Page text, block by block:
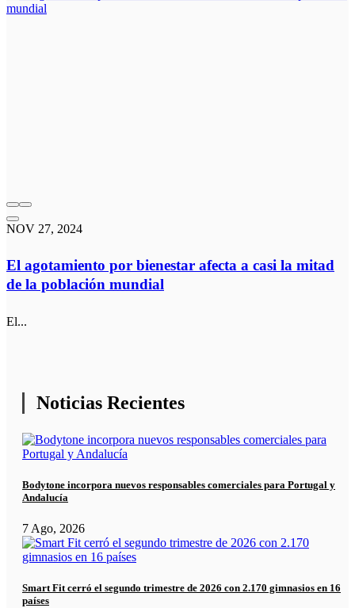
NOV 27, 2024
El agotamiento por bienestar afecta a casi la mitad
de la población mundial
El...
Noticias Recientes
Bodytone incorpora nuevos responsables comerciales para Portugal y
Andalucía
7 Ago, 2026
Smart Fit cerró el segundo trimestre de 2026 con 2.170 gimnasios en 16
países